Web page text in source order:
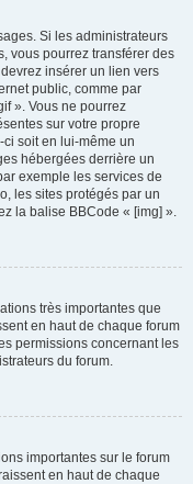
Si les administrateurs
vous pourrez transférer des
insérer un lien vers
public, comme par
». Vous ne pourrez
sur votre propre
soit en lui-même un
hébergées derrière un
exemple les services de
les sites protégés par un
la balise BBCode « [img] ».
très importantes que
en haut de chaque forum
permissions concernant les
du forum.
importantes sur le forum
en haut de chaque